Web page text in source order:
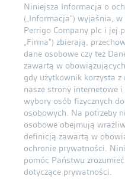
Niniejsza Informacja o
(„Informacja”) wyjaśnia,
Perrigo Company plc i jej
„Firma”) zbierają,
dane osobowe czy też
zawartą w
gdy użytkownik korzysta z
nasze strony internetowe
wybory osób fizycznych
osobowych. Na potrzeby
osobowe obejmują
definicją zawartą w
ochronie prywatności.
pomóc Państwu
dotyczące prywatności.